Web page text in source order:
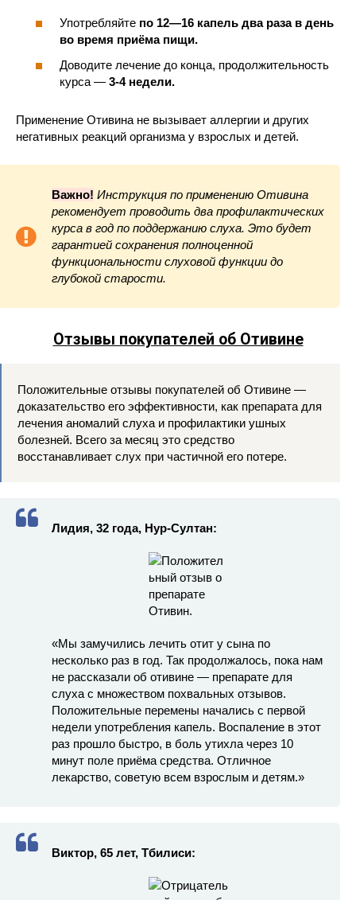
Употребляйте по 12—16 капель два раза в день
во время приёма пищи.
Доводите лечение до конца, продолжительность
курса — 3-4 недели.
Применение Отивина не вызывает аллергии и других
негативных реакций организма у взрослых и детей.
Важно! Инструкция по применению Отивина
рекомендует проводить два профилактических
курса в год по поддержанию слуха. Это будет
гарантией сохранения полноценной
функциональности слуховой функции до
глубокой старости.
Отзывы покупателей об Отивине
Положительные отзывы покупателей об Отивине —
доказательство его эффективности, как препарата для
лечения аномалий слуха и профилактики ушных
болезней. Всего за месяц это средство
восстанавливает слух при частичной его потере.
Лидия, 32 года, Нур-Султан:
«Мы замучились лечить отит у сына по
несколько раз в год. Так продолжалось, пока нам
не рассказали об отивине — препарате для
слуха с множеством похвальных отзывов.
Положительные перемены начались с первой
недели употребления капель. Воспаление в этот
раз прошло быстро, в боль утихла через 10
минут поле приёма средства. Отличное
лекарство, советую всем взрослым и детям.»
Виктор, 65 лет, Тбилиси: